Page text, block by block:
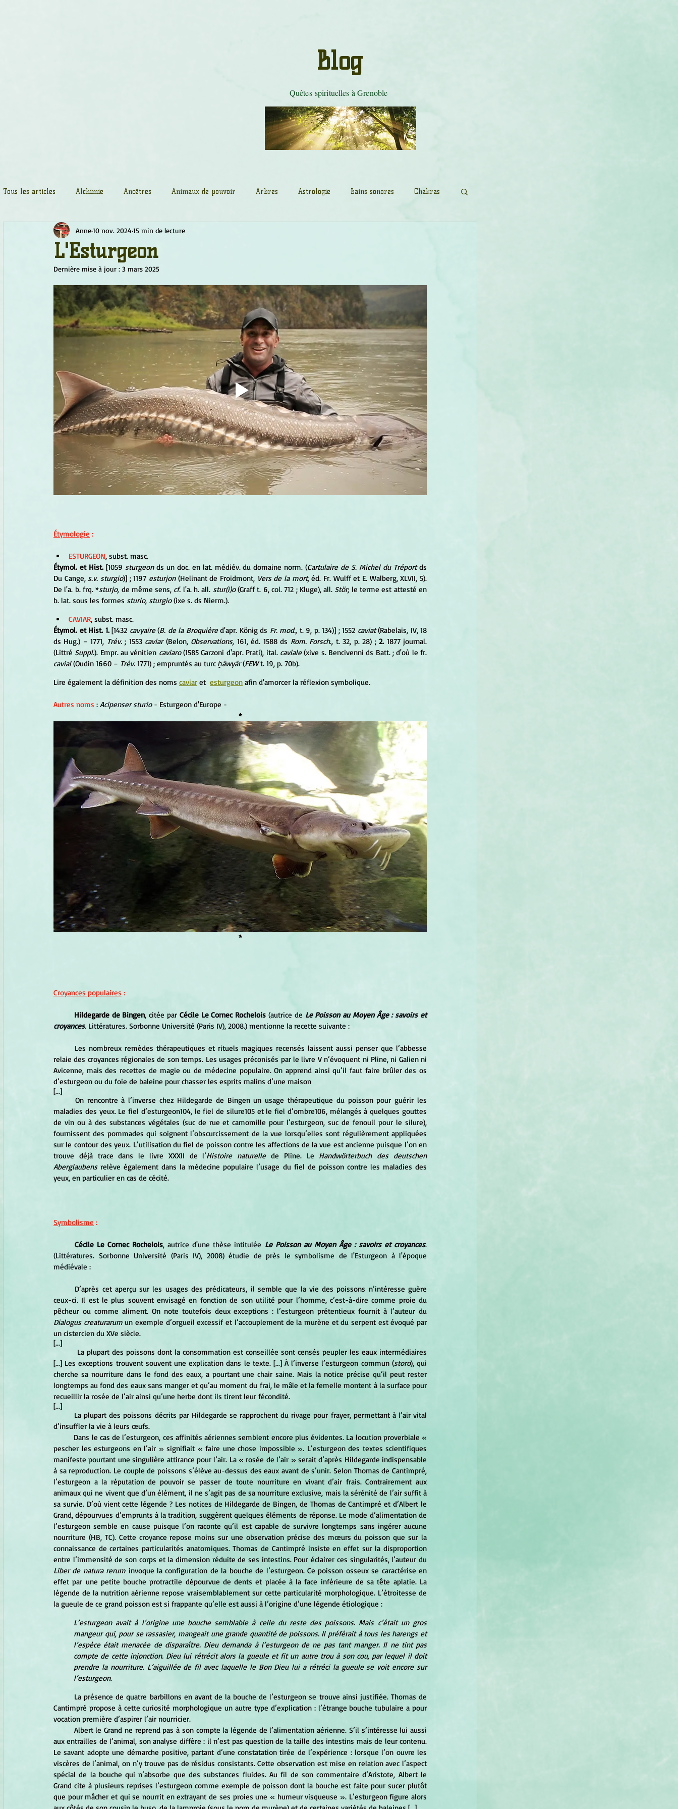
Quêtes spirituelles à Grenoble
Blog
Tous les articles Alchimie Ancêtres Animaux de pouvoir Arbres Astrologie Bains sonores Chakras
Chamanisme Champignons Conscience
Fleurs de Bach Géométrie sacrée
Objets de pouvoir Ogham Petit Peuple Plantes Pleines Lunes Santé Tarot
L'Esturgeon
Anne10 nov. 2024 15 min de lecture
Dernière mise à jour : 3 mars 2025
Étymologie :
ESTURGEON, subst. masc.
Étymol. et Hist. [1059 sturgeon ds un doc. en lat. médiév. du domaine norm. (Cartulaire de S. Michel du Tréport ds
Du Cange, s.v. sturgio)] ; 1197 esturjon (Helinant de Froidmont, Vers de la mort, éd. Fr. Wulff et E. Walberg, XLVII, 5).
De l'a. b. frq. *sturjo, de même sens, cf. l'a. h. all. stur(i)o (Graff t. 6, col. 712 ; Kluge), all. Stör; le terme est attesté en
b. lat. sous les formes sturio, sturgio (ixe s. ds Nierm.).
CAVIAR, subst. masc.
Étymol. et Hist. 1. [1432 cavyaire (B. de la Broquière d'apr. König ds Fr. mod., t. 9, p. 134)] ; 1552 caviat (Rabelais, IV, 18
ds Hug.) − 1771, Trév. ; 1553 caviar (Belon, Observations, 161, éd. 1588 ds Rom. Forsch., t. 32, p. 28) ; 2. 1877 journal.
(Littré Suppl.). Empr. au vénitien caviaro (1585 Garzoni d'apr. Prati), ital. caviale
cavial (Oudin 1660 − Trév. 1771) ; empruntés au turc ḫāwyār (FEW t. 19, p. 70b).
Lire également la définition des noms caviar et esturgeon afin d'amorcer la réflexion symbolique.
Autres noms : Acipenser sturio - Esturgeon d'Europe -
*
*
Croyances populaires :
Hildegarde de Bingen, citée par Cécile Le Cornec Rochelois (autrice de Le Poisson au Moyen Âge : savoirs et
croyances. Littératures. Sorbonne Université (Paris IV), 2008.) mentionne la recette suivante :
relaie des croyances régionales de son temps. Les usages préconisés par le livre V n’évoquent ni Pline, ni Galien ni
Avicenne, mais des recettes de magie ou de médecine populaire. On apprend ainsi qu’il faut faire brûler des os
d’esturgeon ou du foie de baleine pour chasser les esprits malins d’une maison
[...]
maladies des yeux. Le fiel d’esturgeon104, le fiel de silure105 et le fiel d’ombre106, mélangés à quelques gouttes
de vin ou à des substances végétales (suc de rue et camomille pour l’esturgeon, suc de fenouil pour le silure),
fournissent des pommades qui soignent l’obscurcissement de la vue lorsqu’elles sont régulièrement appliquées
sur le contour des yeux. L’utilisation du fiel de poisson contre les affections de la vue est ancienne puisque l’on en
trouve déjà trace dans le livre XXXII de l’Histoire naturelle de Pline. Le Handwörterbuch des deutschen
Aberglaubens relève également dans la médecine populaire l’usage du fiel de poisson contre les maladies des
yeux, en particulier en cas de cécité.
Symbolisme :
Cécile Le Cornec Rochelois, autrice d'une thèse intitulée Le Poisson au Moyen Âge : savoirs et croyances.
(Littératures. Sorbonne Université (Paris IV), 2008) étudie de près le symbolisme de l'Esturgeon à l'époque
médiévale :
ceux-ci. Il est le plus souvent envisagé en fonction de son utilité pour l’homme, c’est-à-dire comme proie du
Dialogus creaturarum un exemple d’orgueil excessif et l’accouplement de la murène et du serpent est évoqué par
un cistercien du XVe siècle.
[...]
[...] Les exceptions trouvent souvent une explication dans le texte. [...] À l’inverse l’esturgeon commun (storo), qui
cherche sa nourriture dans le fond des eaux, a pourtant une chair saine. Mais la notice précise qu’il peut rester
longtemps au fond des eaux sans manger et qu’au moment du frai, le mâle et la femelle montent à la surface pour
recueillir la rosée de l’air ainsi qu’une herbe dont ils tirent leur fécondité.
[...]
d’insuffler la vie à leurs œufs.
pescher les esturgeons en l’air » signifiait « faire une chose impossible ». L’esturgeon des textes scientifiques
manifeste pourtant une singulière attirance pour l’air. La « rosée de l’air » serait d’après Hildegarde indispensable
à sa reproduction. Le couple de poissons s’élève au-dessus des eaux avant de s’unir. Selon Thomas de Cantimpré,
l’esturgeon a la réputation de pouvoir se passer de toute nourriture en vivant d’air frais. Contrairement aux
animaux qui ne vivent que d’un élément, il ne s’agit pas de sa nourriture exclusive, mais la sérénité de l’air suffit à
sa survie. D’où vient cette légende ? Les notices de Hildegarde de Bingen, de Thomas de Cantimpré et d’Albert le
Grand, dépourvues d’emprunts à la tradition, suggèrent quelques éléments de réponse. Le mode d’alimentation de
l’esturgeon semble en cause puisque l’on raconte qu’il est capable de survivre longtemps sans ingérer aucune
nourriture (HB, TC). Cette croyance repose moins sur une observation précise des mœurs du poisson que sur la
connaissance de certaines particularités anatomiques. Thomas de Cantimpré insiste en effet sur la disproportion
Liber de natura rerum invoque la configuration de la bouche de l’esturgeon. Ce poisson osseux se caractérise en
effet par une petite bouche protractile dépourvue de dents et placée à la face inférieure de sa tête aplatie. La
légende de la nutrition aérienne repose vraisemblablement sur cette particularité morphologique. L’étroitesse de
la gueule de ce grand poisson est si frappante qu’elle est aussi à l’origine d’une légende étiologique :
L’esturgeon avait à l’origine une bouche semblable à celle du reste des poissons. Mais c’était un gros
mangeur qui, pour se rassasier, mangeait une grande quantité de poissons. Il préférait à tous les harengs et
l’espèce était menacée de disparaître. Dieu demanda à l’esturgeon de ne pas tant manger. Il ne tint pas
compte de cette injonction. Dieu lui rétrécit alors la gueule et fit un autre trou à son cou, par lequel il doit
prendre la nourriture. L’aiguillée de fil avec laquelle le Bon Dieu lui a rétréci la gueule se voit encore sur
l’esturgeon.
Cantimpré propose à cette curiosité morphologique un autre type d’explication : l’étrange bouche tubulaire a pour
vocation première d’aspirer l’air nourricier.
aux entrailles de l’animal, son analyse diffère : il n’est pas question de la taille des intestins mais de leur contenu.
Le savant adopte une démarche positive, partant d’une constatation tirée de l’expérience : lorsque l’on ouvre les
viscères de l’animal, on n’y trouve pas de résidus consistants. Cette observation est mise en relation avec l’aspect
spécial de la bouche qui n’absorbe que des substances fluides. Au fil de son commentaire d’Aristote, Albert le
Grand cite à plusieurs reprises l’esturgeon comme exemple de poisson dont la bouche est faite pour sucer plutôt
que pour mâcher et qui se nourrit en extrayant de ses proies une « humeur visqueuse ». L’esturgeon figure alors